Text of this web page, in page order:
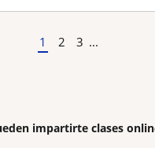
1 2 3 ...
impartirte clases